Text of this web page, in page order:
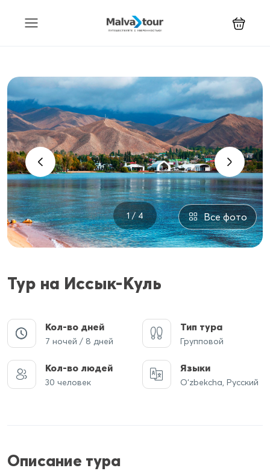
‹ ›
1 / 4 Все фото
Тур на Иссык-Куль
Кол-во дней
7 ночей / 8 дней
Тип тура
Групповой
Кол-во людей
30 человек
Языки
O‘zbekcha, Русский
Описание тура